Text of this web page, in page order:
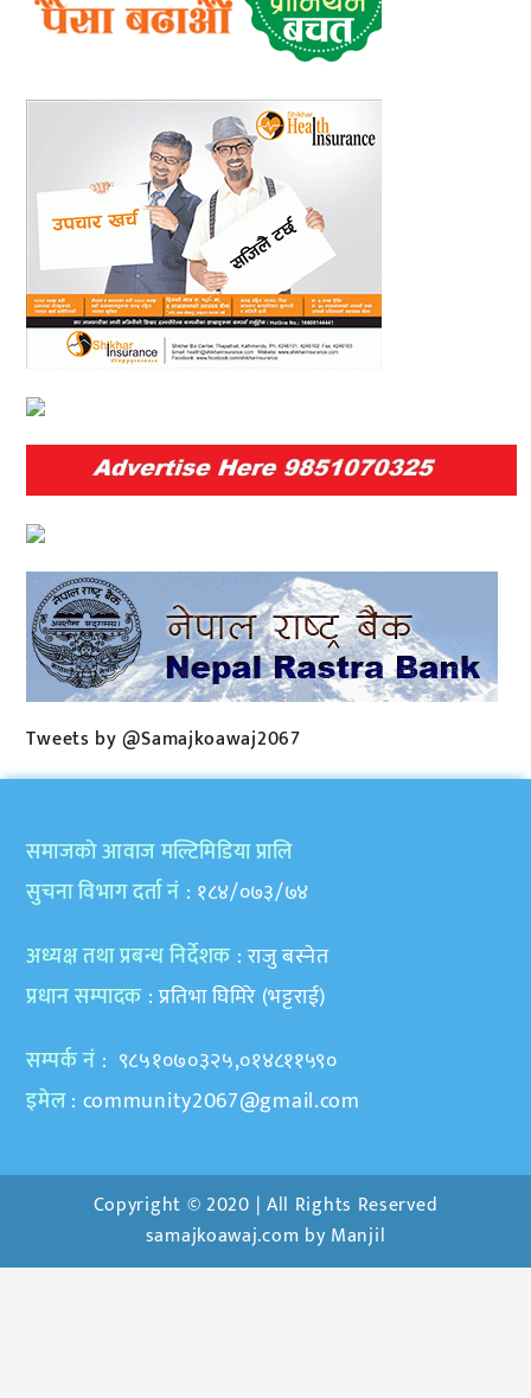
Tweets by @Samajkoawaj2067
समाजकाे आवाज मल्टिमिडिया प्रालि
सुचना विभाग दर्ता नं : १८४/०७३/७४
अध्यक्ष तथा प्रबन्ध निर्देशक : राजु बस्नेत
प्रधान सम्पादक : प्रतिभा घिमिरे (भट्टराई)
सम्पर्क नं : ९८५१०७०३२५,०१४८११५९०
इमेल: community2067@gmail.com
Copyright © 2020 | All Rights Reserved
samajkoawaj.com by Manjil